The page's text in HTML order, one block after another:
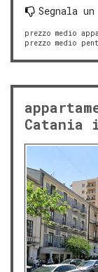
Segnala
prezzo medio
prezzo medio
Catania